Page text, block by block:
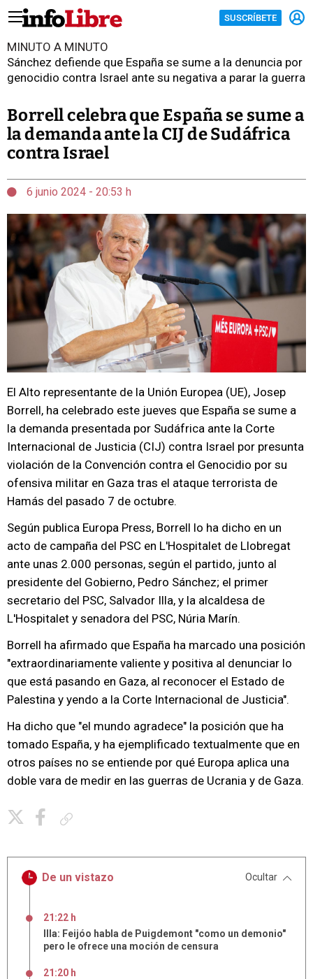
SUSCRÍBETE
MINUTO A MINUTO
Sánchez defiende que España se sume a la denuncia por
genocidio contra Israel ante su negativa a parar la guerra
Borrell celebra que España se sume a
la demanda ante la CIJ de Sudáfrica
contra Israel
6 junio 2024 - 20:53 h
El Alto representante de la Unión Europea (UE), Josep
Borrell, ha celebrado este jueves que España se sume a
la demanda presentada por Sudáfrica ante la Corte
Internacional de Justicia (CIJ) contra Israel por presunta
violación de la Convención contra el Genocidio por su
ofensiva militar en Gaza tras el ataque terrorista de
Hamás del pasado 7 de octubre.
Según publica Europa Press, Borrell lo ha dicho en un
acto de campaña del PSC en L'Hospitalet de Llobregat
ante unas 2.000 personas, según el partido, junto al
presidente del Gobierno, Pedro Sánchez; el primer
secretario del PSC, Salvador Illa, y la alcaldesa de
L'Hospitalet y senadora del PSC, Núria Marín.
Borrell ha afirmado que España ha marcado una posición
"extraordinariamente valiente y positiva al denunciar lo
que está pasando en Gaza, al reconocer el Estado de
Palestina y yendo a la Corte Internacional de Justicia".
Ha dicho que "el mundo agradece" la posición que ha
tomado España, y ha ejemplificado textualmente que en
otros países no se entiende por qué Europa aplica una
doble vara de medir en las guerras de Ucrania y de Gaza.
De un vistazo Ocultar
21:22 h
Illa: Feijóo habla de Puigdemont "como un demonio"
pero le ofrece una moción de censura
21:20 h